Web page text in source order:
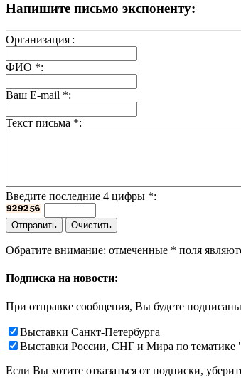
Напишите письмо экспоненту:
Организация :
ФИО *:
Ваш E-mail *:
Текст письма *:
Введите последние 4 цифры *:
Обратите внимание: отмеченные * поля
Подписка на новости:
При отправке сообщения, Вы будете
Выставки Санкт-Петербурга
Выставки России, СНГ и Мира по тематике
Если Вы хотите отказаться от подписки,